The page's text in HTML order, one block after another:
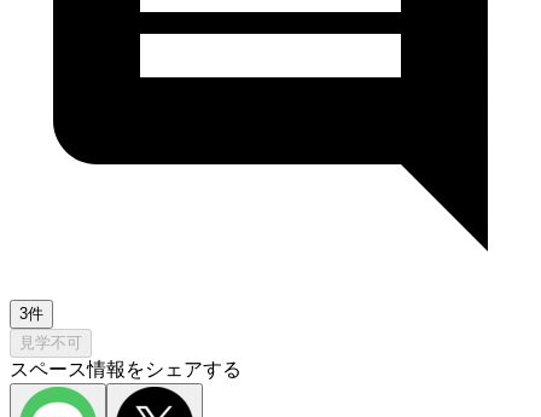
3件
見学不可
スペース情報をシェアする